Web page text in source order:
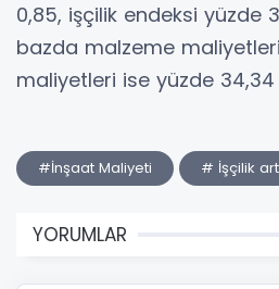
0,85, işçilik endeksi yüzde
bazda malzeme
maliyetleri ise yüzde
#İnşaat Maliyeti # İşçilik
YORUMLAR